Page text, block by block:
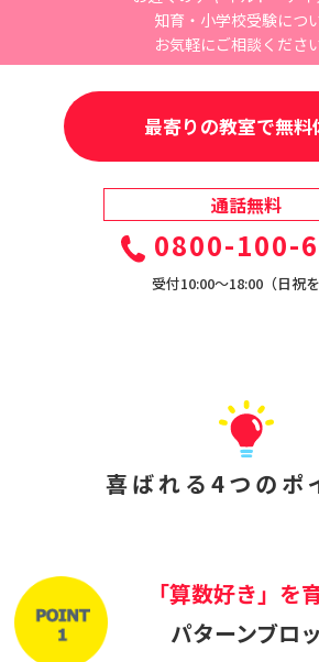
知育・小学校受験につ
お気軽にご相談くださ
最寄りの教室で無料
通話無料
0800-100-
受付10:00〜18:00（日祝を
喜ばれる4つのポ
「算数好き」を
パターンブロ